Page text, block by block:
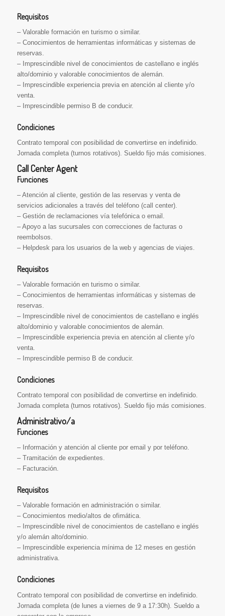
Requisitos
– Valorable formación en turismo o similar.
– Conocimientos de herramientas informáticas y sistemas de
reservas.
– Imprescindible nivel de conocimientos de castellano e inglés
alto/dominio y valorable conocimientos de alemán.
– Imprescindible experiencia previa en atención al cliente y/o
venta.
– Imprescindible permiso B de conducir.
Condiciones
Contrato temporal con posibilidad de convertirse en indefinido.
Jornada completa (turnos rotativos). Sueldo fijo más comisiones.
Call Center Agent
Funciones
– Atención al cliente, gestión de las reservas y venta de
servicios adicionales a través del teléfono (call center).
– Gestión de reclamaciones vía telefónica o email.
– Apoyo a las sucursales con correcciones de facturas o
reembolsos.
– Helpdesk para los usuarios de la web y agencias de viajes.
Requisitos
– Valorable formación en turismo o similar.
– Conocimientos de herramientas informáticas y sistemas de
reservas.
– Imprescindible nivel de conocimientos de castellano e inglés
alto/dominio y valorable conocimientos de alemán.
– Imprescindible experiencia previa en atención al cliente y/o
venta.
– Imprescindible permiso B de conducir.
Condiciones
Contrato temporal con posibilidad de convertirse en indefinido.
Jornada completa (turnos rotativos). Sueldo fijo más comisiones.
Administrativo/a
Funciones
– Información y atención al cliente por email y por teléfono.
– Tramitación de expedientes.
– Facturación.
Requisitos
– Valorable formación en administración o similar.
– Conocimientos medio/altos de ofimática.
– Imprescindible nivel de conocimientos de castellano e inglés
y/o alemán alto/dominio.
– Imprescindible experiencia mínima de 12 meses en gestión
administrativa.
Condiciones
Contrato temporal con posibilidad de convertirse en indefinido.
Jornada completa (de lunes a viernes de 9 a 17:30h). Sueldo a